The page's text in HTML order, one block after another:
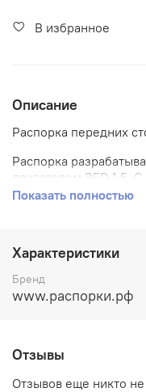
В избранное
Описание
Распорка передних
Распорка
двигателем BFD 1.5.
примерялась.
предоплаты.
возможны другие
дополнительно
Показать полностью
Характеристики
Бренд
www.распорки.рф
Отзывы
Отзывов еще никто не